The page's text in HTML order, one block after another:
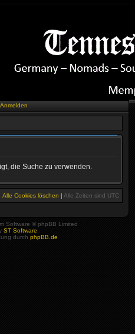
Anmelden
die Suche zu verwenden.
Alle Cookies löschen | Alle Zeiten sind UTC
Software © phpBB Limited
ST Software
durch phpBB.de